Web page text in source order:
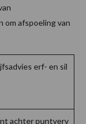
om afspoeling van
erf- en sil
achter puntverv